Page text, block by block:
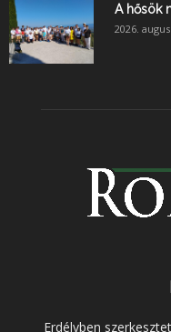
A hősök
2026.
Erdélyben